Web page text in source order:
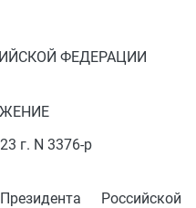
ФЕДЕРАЦИИ
г. N 3376-р
Российской